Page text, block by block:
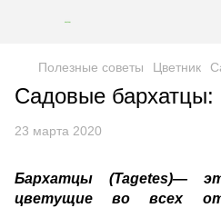
Полезные советы Цветник
Садовые бархатцы:
23 марта 2020
Бархатцы (Tagetes)—
цветущие во всех